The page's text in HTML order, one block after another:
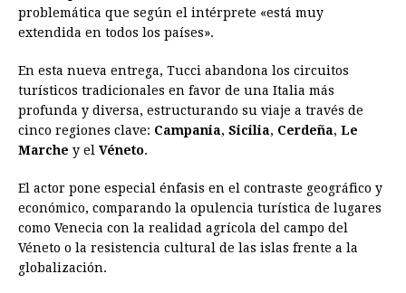
problemática que según el intérprete «está muy
extendida en todos los países».
En esta nueva entrega, Tucci abandona los circuitos
turísticos tradicionales en favor de una Italia más
profunda y diversa, estructurando su viaje a través de
cinco regiones clave: Campania, Sicilia, Cerdeña, Le
Marche y el Véneto.
El actor pone especial énfasis en el contraste geográfico y
económico, comparando la opulencia turística de lugares
como Venecia con la realidad agrícola del campo del
Véneto o la resistencia cultural de las islas frente a la
globalización.